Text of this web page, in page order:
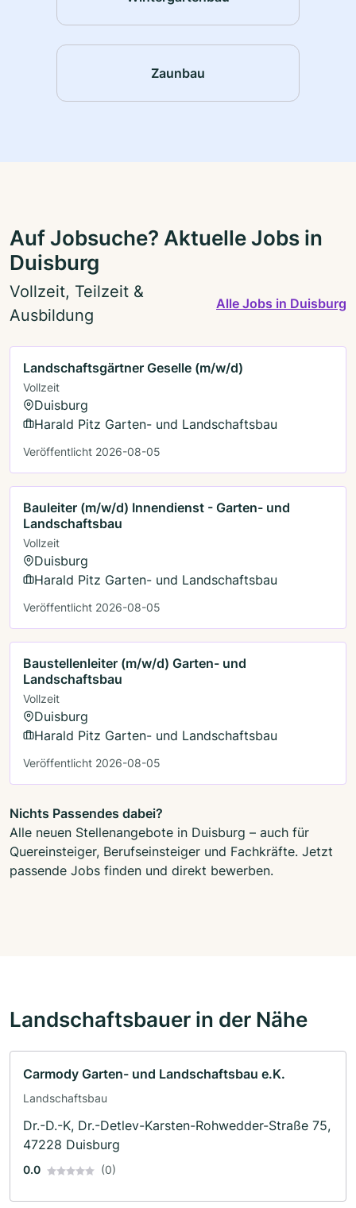
Zaunbau
Auf Jobsuche? Aktuelle Jobs in
Duisburg
Vollzeit, Teilzeit &
Ausbildung
Alle Jobs in Duisburg
Landschaftsgärtner Geselle (m/w/d)
Vollzeit
Duisburg
Harald Pitz Garten- und Landschaftsbau
Veröffentlicht 2026-08-05
Bauleiter (m/w/d) Innendienst - Garten- und
Landschaftsbau
Vollzeit
Duisburg
Harald Pitz Garten- und Landschaftsbau
Veröffentlicht 2026-08-05
Baustellenleiter (m/w/d) Garten- und
Landschaftsbau
Vollzeit
Duisburg
Harald Pitz Garten- und Landschaftsbau
Veröffentlicht 2026-08-05
Nichts Passendes dabei?
Alle neuen Stellenangebote in Duisburg – auch für
Quereinsteiger, Berufseinsteiger und Fachkräfte. Jetzt
passende Jobs finden und direkt bewerben.
Landschaftsbauer in der Nähe
Carmody Garten- und Landschaftsbau e.K.
Landschaftsbau
Dr.-D.-K, Dr.-Detlev-Karsten-Rohwedder-Straße 75,
47228 Duisburg
0.0 (0)